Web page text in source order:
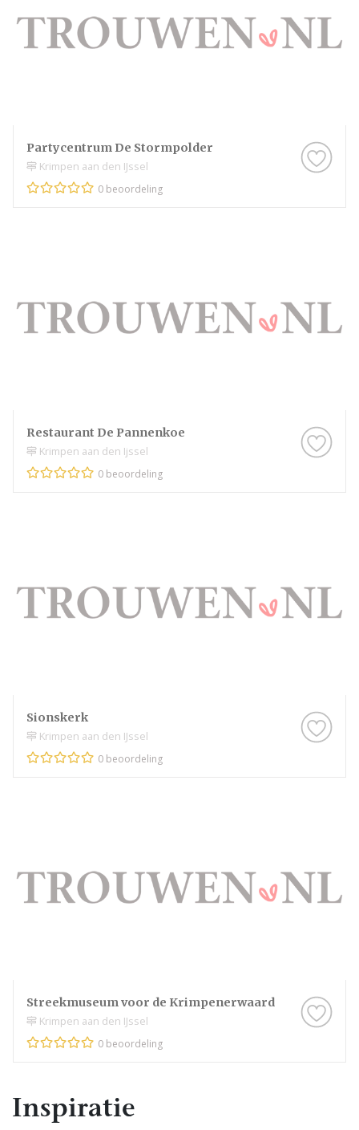
Partycentrum De Stormpolder
Krimpen aan den IJssel
0 beoordeling
Restaurant De Pannenkoe
Krimpen aan den Ijssel
0 beoordeling
Sionskerk
Krimpen aan den IJssel
0 beoordeling
Streekmuseum voor de Krimpenerwaard
Krimpen aan den IJssel
0 beoordeling
Inspiratie